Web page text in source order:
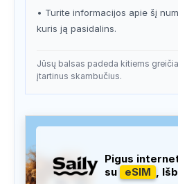
• Turite informacijos apie šį
kuris ją pasidalins.
Jūsų balsas padeda kitiems
įtartinus skambučius.
Pigus
su
eSIM ,